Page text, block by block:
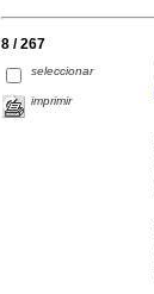
8 / 267
seleccionar
imprimir